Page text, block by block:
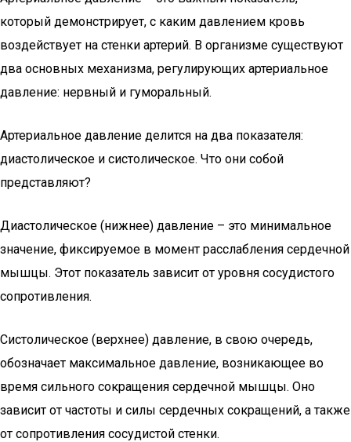
который демонстрирует, с каким давлением кровь
воздействует на стенки артерий. В организме существуют
два основных механизма, регулирующих артериальное
давление: нервный и гуморальный.
Артериальное давление делится на два показателя:
диастолическое и систолическое. Что они собой
представляют?
Диастолическое (нижнее) давление – это минимальное
значение, фиксируемое в момент расслабления сердечной
мышцы. Этот показатель зависит от уровня сосудистого
сопротивления.
Систолическое (верхнее) давление, в свою очередь,
обозначает максимальное давление, возникающее во
время сильного сокращения сердечной мышцы. Оно
зависит от частоты и силы сердечных сокращений, а также
от сопротивления сосудистой стенки.